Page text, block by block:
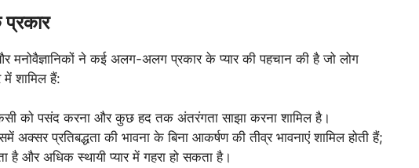
प्रकार
मनोवैज्ञानिकों ने कई अलग-अलग प्रकार के प्यार की पहचान की है जो लोग
में शामिल हैं:
को पसंद करना और कुछ हद तक अंतरंगता साझा करना शामिल है।
प्रतिबद्धता की भावना के बिना आकर्षण की तीव्र भावनाएं शामिल होती हैं;
है और अधिक स्थायी प्यार में गहरा हो सकता है।